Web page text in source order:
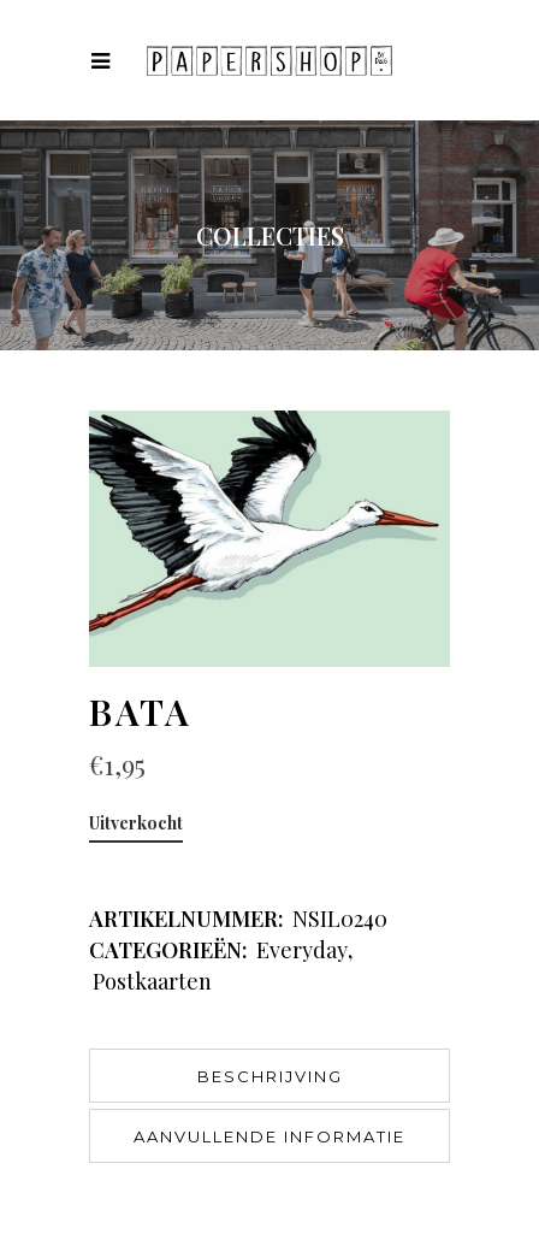
COLLECTIES
BATA
€1,95
Uitverkocht
ARTIKELNUMMER: NSIL0240
CATEGORIEËN: Everyday,
Postkaarten
BESCHRIJVING
AANVULLENDE INFORMATIE